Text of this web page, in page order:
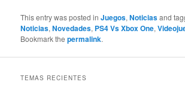
This entry was posted inJuegos,Noticiasand
Noticias,Novedades, PS4 Vs Xbox One,
Bookmark thepermalink.
TEMAS RECIENTES